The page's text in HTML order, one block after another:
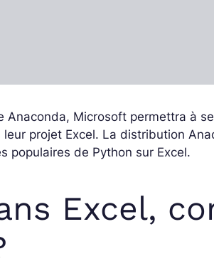
Anaconda, Microsoft permettra à
projet Excel. La distribution
populaires de Python sur Excel.
Excel,